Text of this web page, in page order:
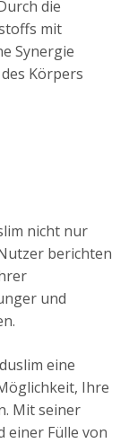
die
mit
Synergie
Körpers
nicht nur
berichten
und
eine
Ihre
Mit seiner
einer Fülle von